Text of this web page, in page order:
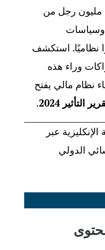
مليون امرأة و48 مليون رجل من
نظاميًا. استكشف
وراء هذه
نظام مالي يفتح
التأثير 2024 .
عبر
الدولي